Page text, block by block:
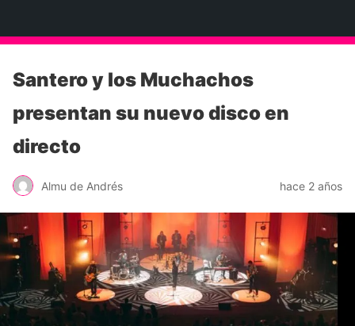
Santero y los Muchachos
presentan su nuevo disco en
directo
Almu de Andrés hace 2 años